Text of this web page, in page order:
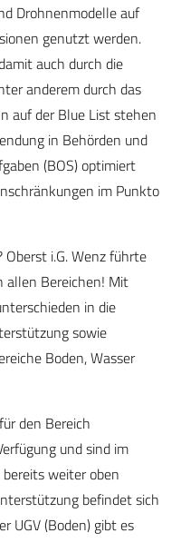
Drohnenmodelle auf
genutzt werden.
auch durch die
anderem durch das
auf der Blue List stehen
in Behörden und
(BOS) optimiert
im Punkto
i.G. Wenz führte
allen Bereichen! Mit
in die
sowie
Boden, Wasser
den Bereich
und sind im
weiter oben
befindet sich
UGV (Boden) gibt es